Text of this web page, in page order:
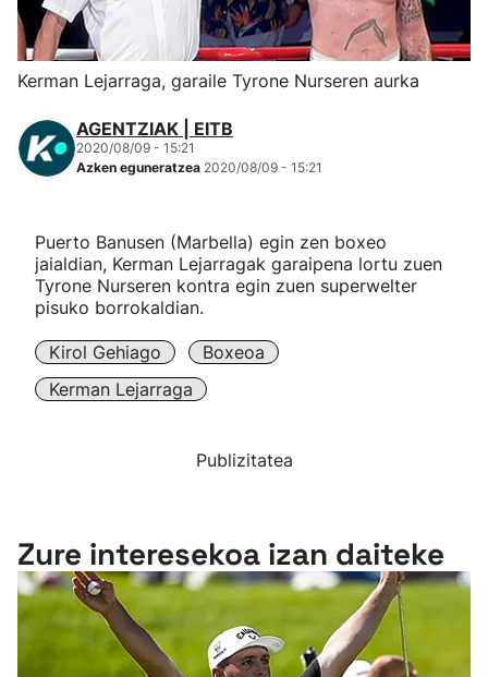
Herri-kirolak
Eskubaloia
Kirolak 360
Mendi-lasterketak
"Helmuga"
Kerman Lejarraga, garaile Tyrone Nurseren aurka
AGENTZIAK | EITB
2020/08/09 - 15:21
Azken eguneratzea 2020/08/09 - 15:21
Puerto Banusen (Marbella) egin zen boxeo
jaialdian, Kerman Lejarragak garaipena lortu zuen
Tyrone Nurseren kontra egin zuen superwelter
pisuko borrokaldian.
Kirol Gehiago
Boxeoa
Kerman Lejarraga
Publizitatea
Zure interesekoa izan daiteke